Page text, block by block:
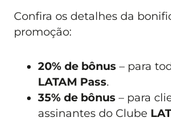
Confira os detalhes da
promoção:
20% de bônus – para
LATAM Pass.
35% de bônus – para
assinantes do Clube